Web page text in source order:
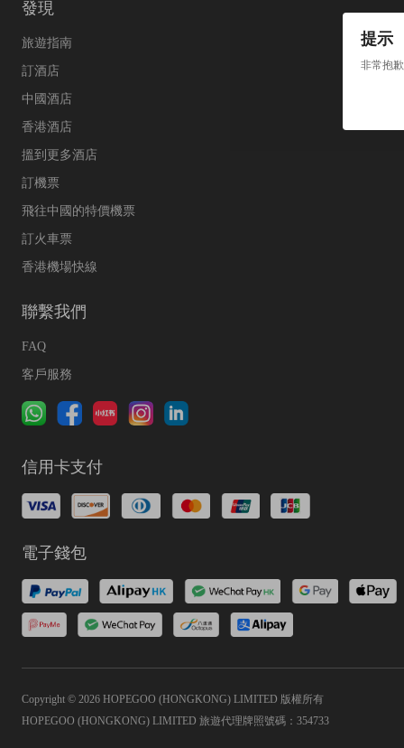
提示
非常抱
發現
旅遊指南
訂酒店
中國酒店
香港酒店
搵到更多酒店
訂機票
飛往中國的特價機票
訂火車票
香港機場快線
聯繫我們
FAQ
客戶服務
信用卡支付
電子錢包
Copyright © 2026 HOPEGOO (HONGKONG) LIMITED 版權所有
HOPEGOO (HONGKONG) LIMITED 旅遊代理牌照號碼：354733